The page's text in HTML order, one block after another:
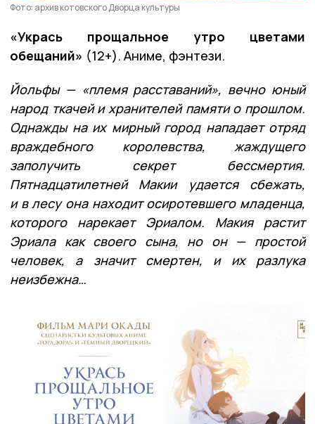
Фото: архив котовского Дворца культуры
«Укрась прощальное утро цветами
обещаний» (12+). Аниме, фэнтези.
Йольфы — «племя расставаний», вечно юный
народ ткачей и хранителей памяти о прошлом.
Однажды на их мирный город нападает отряд
враждебного королевства, жаждущего
заполучить секрет бессмертия.
Пятнадцатилетней Макии удается сбежать,
и в лесу она находит осиротевшего младенца,
которого нарекает Эриалом. Макия растит
Эриала как своего сына, но он — простой
человек, а значит смертен, и их разлука
неизбежна…